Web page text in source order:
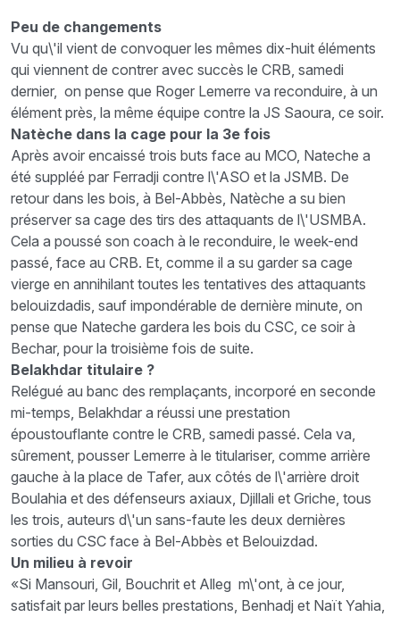
Peu de changements
Vu qu\'il vient de convoquer les mêmes dix-huit éléments
qui viennent de contrer avec succès le CRB, samedi
dernier, on pense que Roger Lemerre va reconduire, à un
élément près, la même équipe contre la JS Saoura, ce soir.
Natèche dans la cage pour la 3e fois
Après avoir encaissé trois buts face au MCO, Nateche a
été suppléé par Ferradji contre l\'ASO et la JSMB. De
retour dans les bois, à Bel-Abbès, Natèche a su bien
préserver sa cage des tirs des attaquants de l\'USMBA.
Cela a poussé son coach à le reconduire, le week-end
passé, face au CRB. Et, comme il a su garder sa cage
vierge en annihilant toutes les tentatives des attaquants
belouizdadis, sauf impondérable de dernière minute, on
pense que Nateche gardera les bois du CSC, ce soir à
Bechar, pour la troisième fois de suite.
Belakhdar titulaire ?
Relégué au banc des remplaçants, incorporé en seconde
mi-temps, Belakhdar a réussi une prestation
époustouflante contre le CRB, samedi passé. Cela va,
sûrement, pousser Lemerre à le titulariser, comme arrière
gauche à la place de Tafer, aux côtés de l\'arrière droit
Boulahia et des défenseurs axiaux, Djillali et Griche, tous
les trois, auteurs d\'un sans-faute les deux dernières
sorties du CSC face à Bel-Abbès et Belouizdad.
Un milieu à revoir
«Si Mansouri, Gil, Bouchrit et Alleg m\'ont, à ce jour,
satisfait par leurs belles prestations, Benhadj et Naït Yahia,